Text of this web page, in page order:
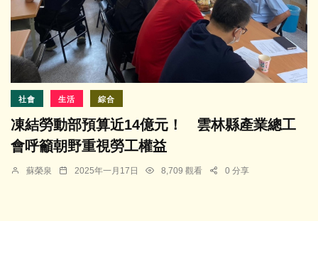
社會 生活 綜合
凍結勞動部預算近14億元！ 雲林縣產業總工
會呼籲朝野重視勞工權益
蘇榮泉 2025年一月17日 8,709 觀看 0 分享